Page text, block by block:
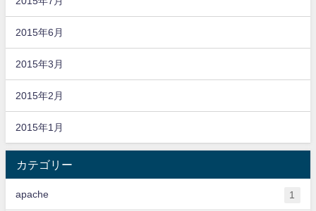
2015年6月
2015年3月
2015年2月
2015年1月
カテゴリー
apache 1